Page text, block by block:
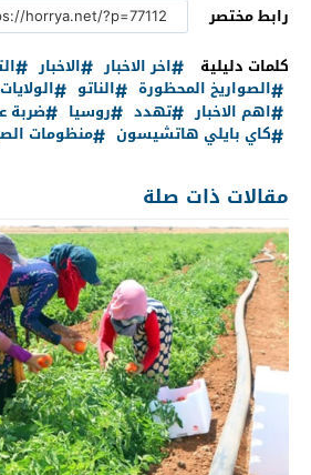
رابط مختصر
كلمات دليلية
اخر الاخبار الاخبار
الصواريخ المحظورة
الناتو
اهم الاخبار
تهدد روسيا
ضربة
كاي بايلي هاتشيسون
منظومات
مقالات ذات صلة